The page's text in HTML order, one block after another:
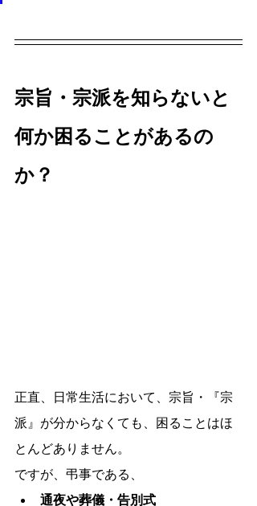
宗旨・宗派を知らないと
何か困ることがあるの
か？
正直、日常生活において、宗旨・『宗
派』が分からなくても、困ることはほ
とんどありません。
ですが、弔事である、
通夜や葬儀・告別式